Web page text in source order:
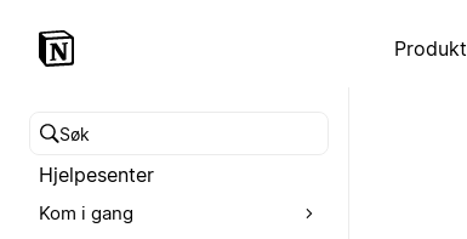
Produkt
Søk i hjelpesenteret
Hjelpesenter
Kom i gang